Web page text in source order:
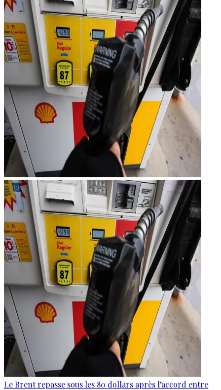
Le Brent repasse sous les 80 dollars après l’accord entre